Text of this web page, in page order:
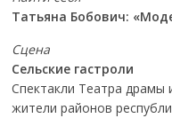
Татьяна Бобович:
Сцена
Сельские гастроли
Спектакли Театра драмы
жители районов